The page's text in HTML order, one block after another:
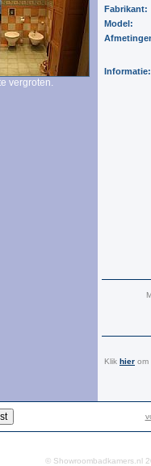
vergroten.
Fabrikant:
Model:
Informatie:
Klik hier om
©